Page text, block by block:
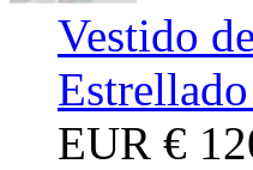
Vestido
EUR €